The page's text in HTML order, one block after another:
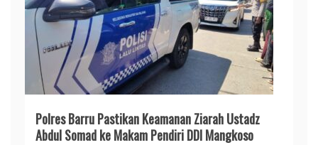
​Polres Barru Pastikan Keamanan Ziarah Ustadz
Abdul Somad ke Makam Pendiri DDI Mangkoso